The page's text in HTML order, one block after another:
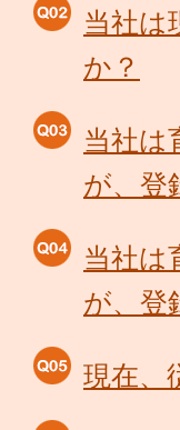
当社は
か？
当社は
が、登
当社は
が、登
現在、